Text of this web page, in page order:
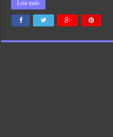
Leia mais